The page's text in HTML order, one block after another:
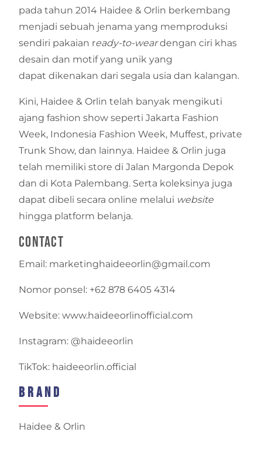
pada tahun 2014 Haidee & Orlin berkembang
menjadi sebuah jenama yang memproduksi
sendiri pakaian ready-to-weardengan ciri khas
desain dan motif yang unik yang
dapat dikenakan dari segala usia dan kalangan.
Kini, Haidee & Orlin telah banyak mengikuti
ajang fashion show seperti Jakarta Fashion
Week, Indonesia Fashion Week, Muffest, private
Trunk Show, dan lainnya. Haidee & Orlin juga
telah memiliki store di Jalan Margonda Depok
dan di Kota Palembang. Serta koleksinya juga
dapat dibeli secara online melalui website
hingga platform belanja.
Contact
Email: marketinghaideeorlin@gmail.com
Nomor ponsel: +62 878 6405 4314
Website: www.haideeorlinofficial.com
Instagram: @haideeorlin
TikTok: haideeorlin.official
Brand
Haidee & Orlin